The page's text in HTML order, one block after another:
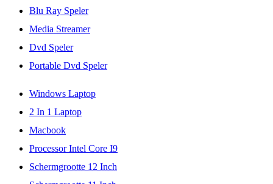
Blu Ray Speler
Media Streamer
Dvd Speler
Portable Dvd Speler
Windows Laptop
2 In 1 Laptop
Macbook
Processor Intel Core I9
Schermgrootte 12 Inch